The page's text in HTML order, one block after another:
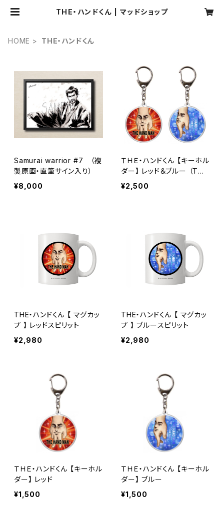
THE・ハンドくん | マッドショップ
HOME THE・ハンドくん
Samurai warrior #7 （複
製原画・直筆サイン入り）
¥8,000
ＴＨＥ・ハンドくん 【キーホル
ダー】 レッド＆ブルー （TW
O MAN CELL）
¥2,500
THE・ハンドくん 【 マグカッ
プ 】 レッドスピリット
¥2,980
THE・ハンドくん 【 マグカッ
プ 】 ブルースピリット
¥2,980
ＴＨＥ・ハンドくん 【キーホル
ダー】 レッド
¥1,500
ＴＨＥ・ハンドくん 【キーホル
ダー】 ブルー
¥1,500